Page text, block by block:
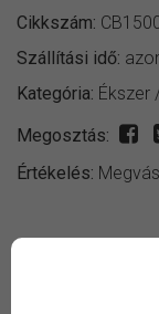
Cikkszám:
Szállítási idő:
Kategória: Ékszer
Megosztás:
Értékelés: